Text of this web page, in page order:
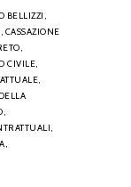
BELLIZZI,
CASSAZIONE
CIVILE,